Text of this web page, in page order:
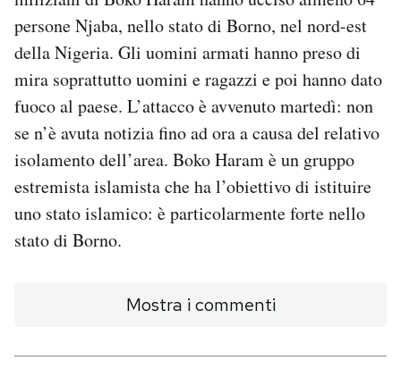
CALENDARIO
AREA PERSONALE
Newsletter
Notifiche mobile
Regala il Post
persone Njaba, nello stato di Borno, nel nord-est
della Nigeria. Gli uomini armati hanno preso di
mira soprattutto uomini e ragazzi e poi hanno dato
fuoco al paese. L’attacco è avvenuto martedì: non
se n’è avuta notizia fino ad ora a causa del relativo
isolamento dell’area. Boko Haram è un gruppo
estremista islamista che ha l’obiettivo di istituire
uno stato islamico: è particolarmente forte nello
stato di Borno.
Mostra i commenti